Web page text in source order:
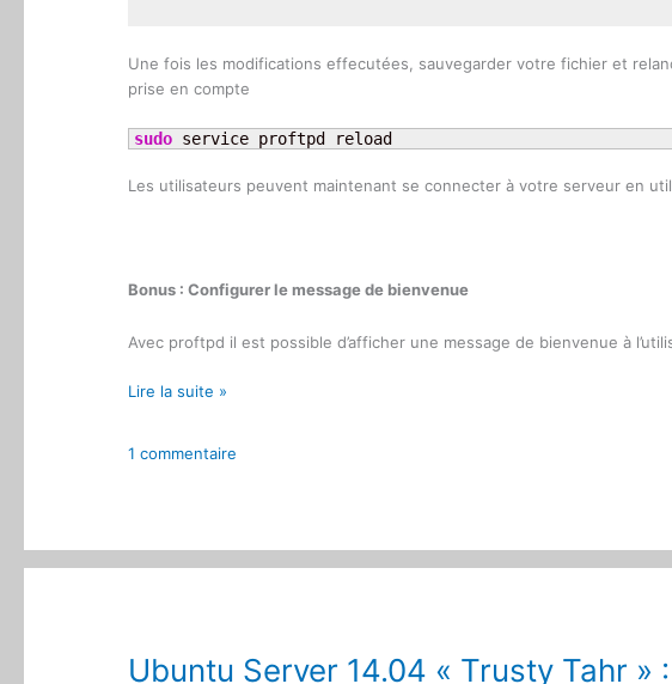
Une fois les modifications effecutées, sauvegarder votre fichier et
prise en compte
sudo service proftpd reload
Les utilisateurs peuvent maintenant se connecter à votre serveur en
Bonus : Configurer le message de bienvenue
Avec proftpd il est possible d’afficher une message de bienvenue à
Ubuntu
«
:
Lire la suite »
1 commentaire
Ubuntu Server 14.04 « Trusty Tahr »